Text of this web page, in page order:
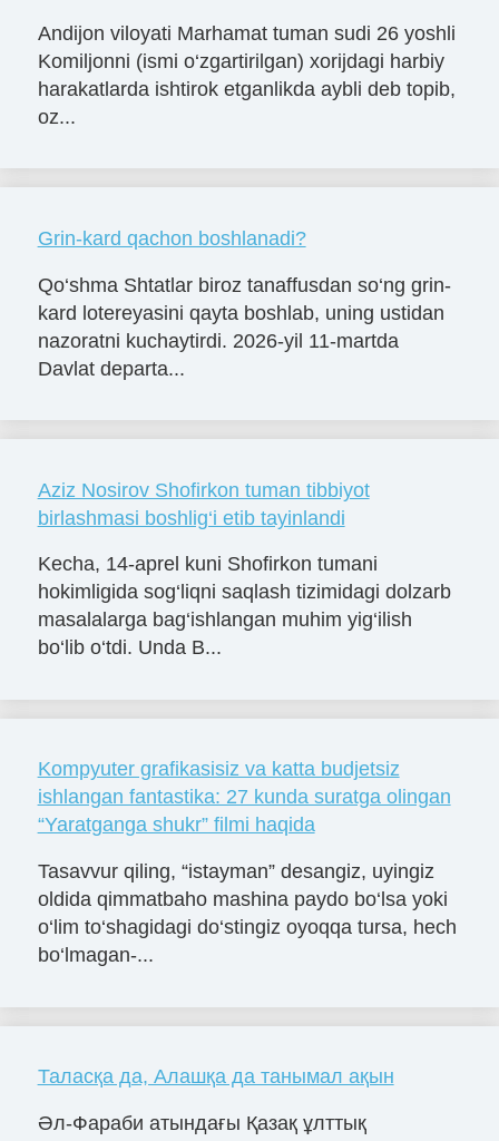
Andijon viloyati Marhamat tuman sudi 26 yoshli
Komiljonni (ismi o‘zgartirilgan) xorijdagi harbiy
harakatlarda ishtirok etganlikda aybli deb topib,
oz...
Grin-kard qachon boshlanadi?
Qo‘shma Shtatlar biroz tanaffusdan so‘ng grin-
kard lotereyasini qayta boshlab, uning ustidan
nazoratni kuchaytirdi. 2026-yil 11-martda
Davlat departa...
Aziz Nosirov Shofirkon tuman tibbiyot
birlashmasi boshlig‘i etib tayinlandi
Kecha, 14-aprel kuni Shofirkon tumani
hokimligida sog‘liqni saqlash tizimidagi dolzarb
masalalarga bag‘ishlangan muhim yig‘ilish
bo‘lib o‘tdi. Unda B...
Kompyuter grafikasisiz va katta budjetsiz
ishlangan fantastika: 27 kunda suratga olingan
“Yaratganga shukr” filmi haqida
Tasavvur qiling, “istayman” desangiz, uyingiz
oldida qimmatbaho mashina paydo bo‘lsa yoki
o‘lim to‘shagidagi do‘stingiz oyoqqa tursa, hech
bo‘lmagan-...
Таласқа да, Алашқа да танымал ақын
Әл-Фараби атындағы Қазақ ұлттық